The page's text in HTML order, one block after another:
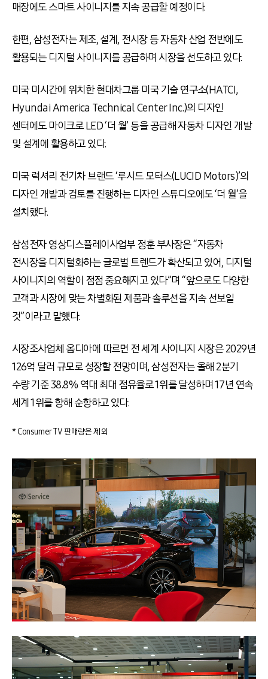
매장에도 스마트 사이니지를 지속 공급할 예정이다.
한편, 삼성전자는 제조, 설계, 전시장 등 자동차 산업 전반에도
활용되는 디지털 사이니지를 공급하며 시장을 선도하고 있다.
미국 미시간에 위치한 현대차그룹 미국 기술 연구소(HATCI,
Hyundai America Technical Center Inc.)의 디자인
센터에도 마이크로 LED ‘더 월’ 등을 공급해 자동차 디자인 개발
및 설계에 활용하고 있다.
미국 럭셔리 전기차 브랜드 ‘루시드 모터스(LUCID Motors)’의
디자인 개발과 검토를 진행하는 디자인 스튜디오에도 ‘더 월’을
설치했다.
삼성전자 영상디스플레이사업부 정훈 부사장은 “자동차
전시장을 디지털화하는 글로벌 트렌드가 확산되고 있어, 디지털
사이니지의 역할이 점점 중요해지고 있다”며 “앞으로도 다양한
고객과 시장에 맞는 차별화된 제품과 솔루션을 지속 선보일
것”이라고 말했다.
시장조사업체 옴디아에 따르면 전 세계 사이니지 시장은 2029년
126억 달러 규모로 성장할 전망이며, 삼성전자는 올해 2분기
수량 기준 38.8% 역대 최대 점유율로 1위를 달성하며 17년 연속
세계 1위를 향해 순항하고 있다.
* Consumer TV 판매량은 제외